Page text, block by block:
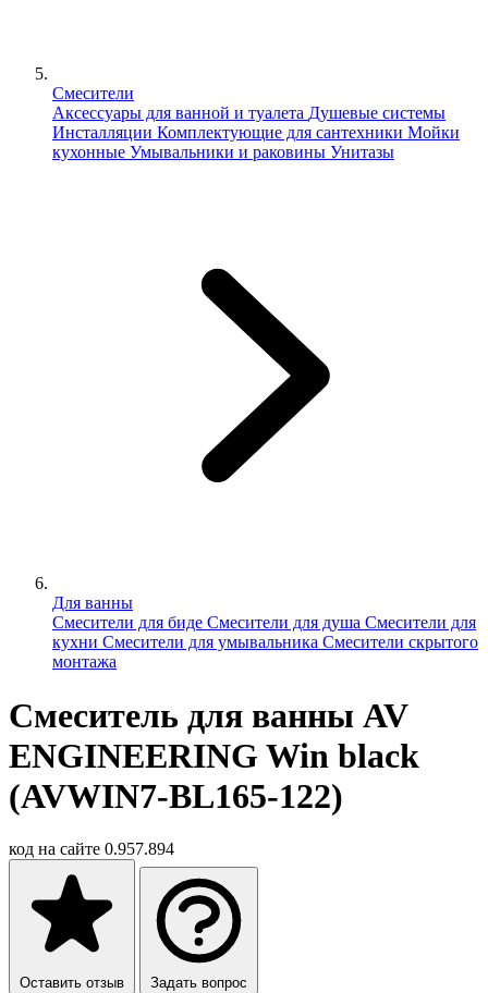
Смесители
Аксессуары для ванной и туалета Душевые системы
Инсталляции Комплектующие для сантехники Мойки
кухонные Умывальники и раковины Унитазы
Для ванны
Смесители для биде Смесители для душа Смесители для
кухни Смесители для умывальника Смесители скрытого
монтажа
Смеситель для ванны AV
ENGINEERING Win black
(AVWIN7-BL165-122)
код на сайте 0.957.894
Оставить отзыв Задать вопрос